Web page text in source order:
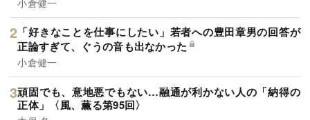
「好きなことを仕事にしたい」若者への豊田章男の回答が
正論すぎて、ぐうの音も出なかった
小倉健一
頑固でも、意地悪でもない…融通が利かない人の「納得の
正体」〈風、薫る第95回〉